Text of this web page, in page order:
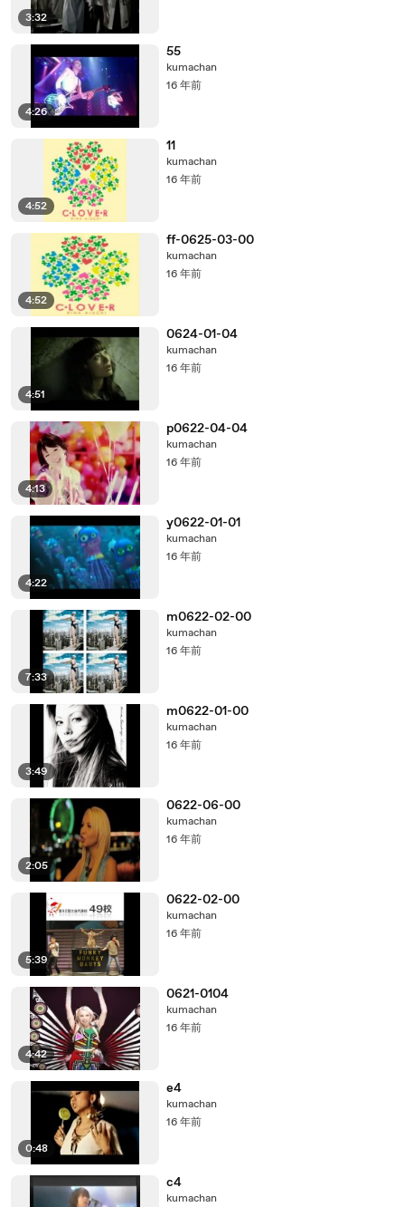
3:32
4:26
55
kumachan
16 年前
4:52
11
kumachan
16 年前
4:52
ff-0625-03-00
kumachan
16 年前
4:51
0624-01-04
kumachan
16 年前
4:13
p0622-04-04
kumachan
16 年前
4:22
y0622-01-01
kumachan
16 年前
7:33
m0622-02-00
kumachan
16 年前
3:49
m0622-01-00
kumachan
16 年前
2:05
0622-06-00
kumachan
16 年前
5:39
0622-02-00
kumachan
16 年前
4:42
0621-0104
kumachan
16 年前
0:48
e4
kumachan
16 年前
c4
kumachan